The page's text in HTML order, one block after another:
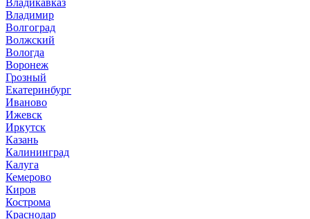
Владикавказ
Владимир
Волгоград
Волжский
Вологда
Воронеж
Грозный
Екатеринбург
Иваново
Ижевск
Иркутск
Казань
Калининград
Калуга
Кемерово
Киров
Кострома
Краснодар